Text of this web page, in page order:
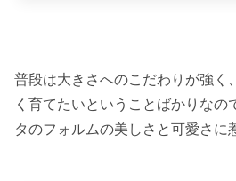
普段は大きさへのこだわりが強く
く育てたいということばかりなの
タのフォルムの美しさと可愛さに